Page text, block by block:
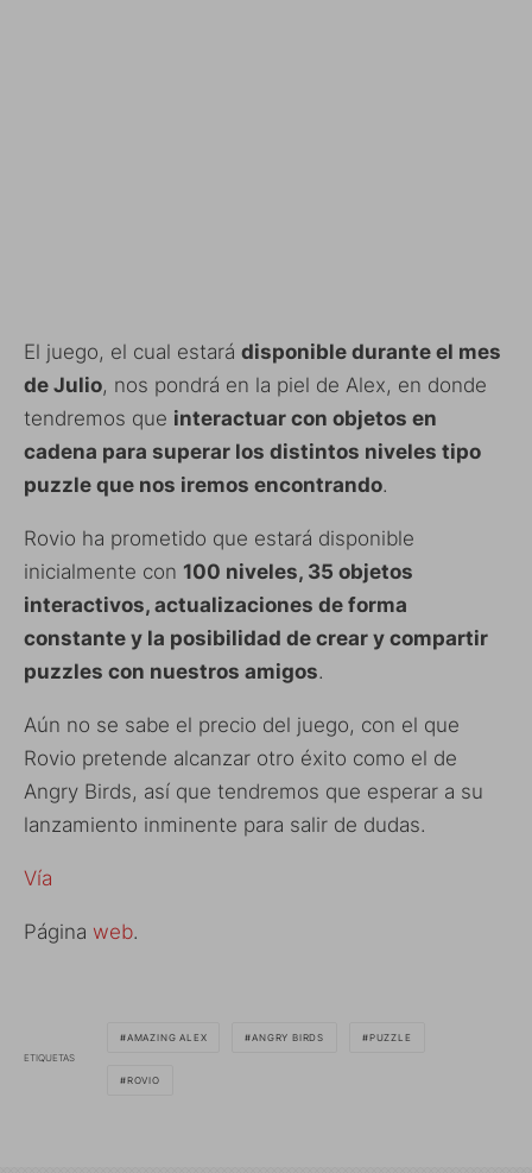
El juego, el cual estará disponible durante el mes
de Julio, nos pondrá en la piel de Alex, en donde
tendremos que interactuar con objetos en
cadena para superar los distintos niveles tipo
puzzle que nos iremos encontrando.
Rovio ha prometido que estará disponible
inicialmente con 100 niveles, 35 objetos
interactivos, actualizaciones de forma
constante y la posibilidad de crear y compartir
puzzles con nuestros amigos.
Aún no se sabe el precio del juego, con el que
Rovio pretende alcanzar otro éxito como el de
Angry Birds, así que tendremos que esperar a su
lanzamiento inminente para salir de dudas.
Vía
Página web.
ETIQUETAS
AMAZING ALEX ANGRY BIRDS PUZZLE
ROVIO